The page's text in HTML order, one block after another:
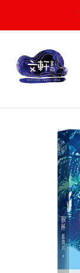
content